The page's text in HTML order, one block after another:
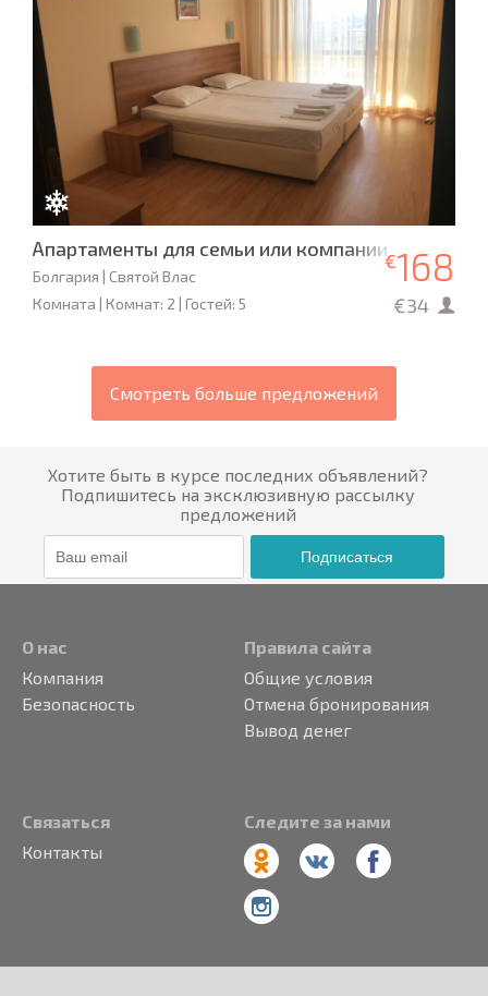
Апартаменты для семьи или компании
Болгария | Святой Влас
Комната | Комнат: 2 | Гостей: 5
€168
€34
Смотреть больше предложений
Хотите быть в курсе последних объявлений?
Подпишитесь на эксклюзивную рассылку
предложений
Подписаться
О нас
Компания
Безопасность
Правила сайта
Общие условия
Отмена бронирования
Вывод денег
Связаться
Контакты
Следите за нами